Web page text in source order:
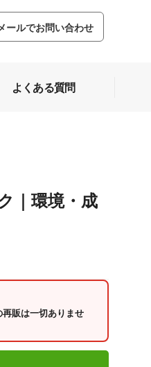
ールでお問い合わせ
よくある質問
｜環境・成
販は一切ありませ